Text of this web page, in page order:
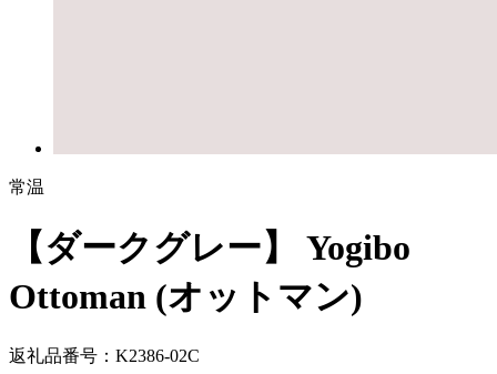
常温
【ダークグレー】 Yogibo
Ottoman (オットマン)
返礼品番号：K2386-02C